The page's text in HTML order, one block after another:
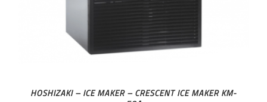
HOSHIZAKI – ICE MAKER – CRESCENT ICE MAKER KM-